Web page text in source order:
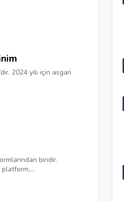
2024 yılı için asgari
biridir.